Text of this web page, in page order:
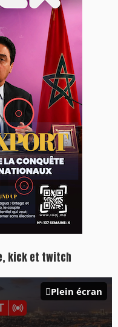
kick et twitch
Plein écran